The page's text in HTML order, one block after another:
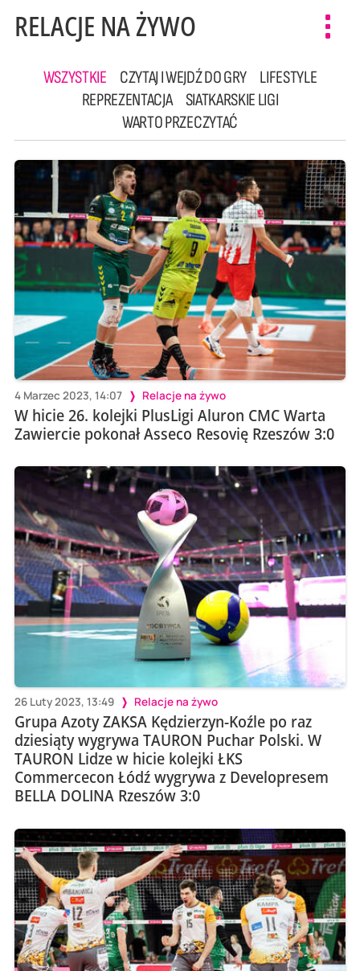
RELACJE NA ŻYWO
WSZYSTKIE CZYTAJ I WEJDŹ DO GRY
LIFESTYLE
REPREZENTACJA
SIATKARSKIE LIGI
WARTO PRZECZYTAĆ
4 Marzec 2023, 14:07 Relacje na żywo
W hicie 26. kolejki PlusLigi Aluron CMC Warta
Zawiercie pokonał Asseco Resovię Rzeszów 3:0
26 Luty 2023, 13:49 Relacje na żywo
Grupa Azoty ZAKSA Kędzierzyn-Koźle po raz
dziesiąty wygrywa TAURON Puchar Polski. W
TAURON Lidze w hicie kolejki ŁKS
Commercecon Łódź wygrywa z Developresem
BELLA DOLINA Rzeszów 3:0